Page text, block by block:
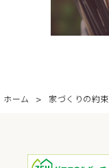
ホーム 家づくりの約束